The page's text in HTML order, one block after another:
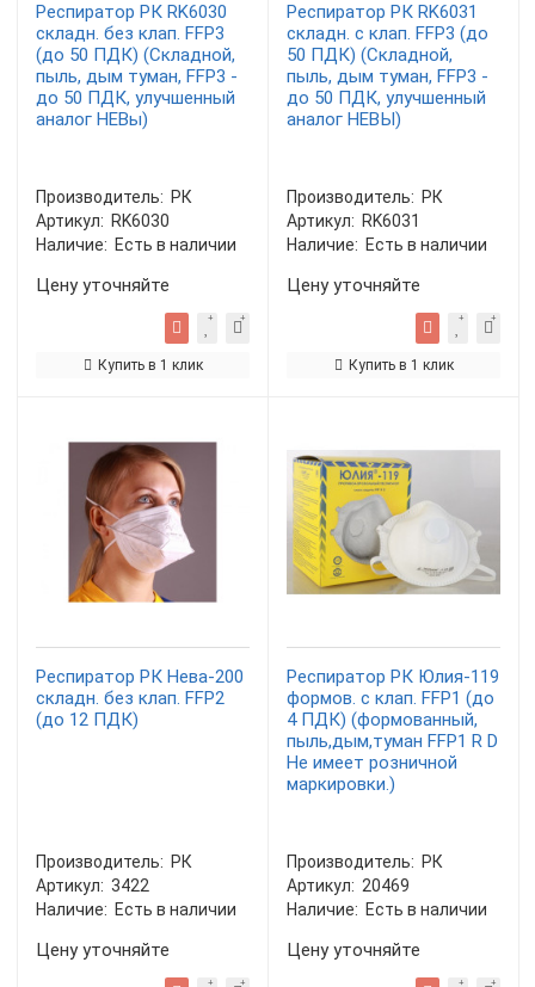
Респиратор РК RK6030
складн. без клап. FFP3
(до 50 ПДК) (Складной,
пыль, дым туман, FFP3 -
до 50 ПДК, улучшенный
аналог НЕВы)
Производитель: РК
Артикул: RK6030
Наличие: Есть в наличии
Цену уточняйте
Купить в 1 клик
Респиратор РК RK6031
складн. с клап. FFP3 (до
50 ПДК) (Складной,
пыль, дым туман, FFP3 -
до 50 ПДК, улучшенный
аналог НЕВЫ)
Производитель: РК
Артикул: RK6031
Наличие: Есть в наличии
Цену уточняйте
Купить в 1 клик
Респиратор РК Нева-200
складн. без клап. FFP2
(до 12 ПДК)
Производитель: РК
Артикул: 3422
Наличие: Есть в наличии
Цену уточняйте
Респиратор РК Юлия-119
формов. с клап. FFP1 (до
4 ПДК) (формованный,
пыль,дым,туман FFP1 R D
Не имеет розничной
маркировки.)
Производитель: РК
Артикул: 20469
Наличие: Есть в наличии
Цену уточняйте